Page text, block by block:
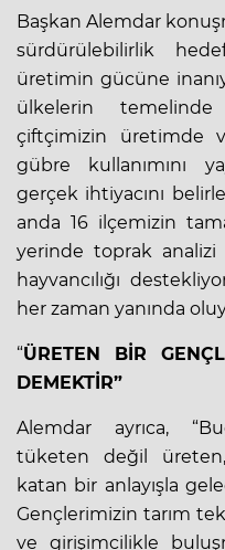
Başkan Alemdar
sürdürülebilirlik
üretimin gücüne
ülkelerin
çiftçimizin üretimde
gübre kullanımını
gerçek ihtiyacını
anda 16 ilçemizin
yerinde toprak analizi
hayvancılığı
her zaman yanında
“ÜRETEN BİR
DEMEKTİR”
Alemdar ayrıca,
tüketen değil
katan bir anlayışla
Gençlerimizin tarım
ve girişimcilikle